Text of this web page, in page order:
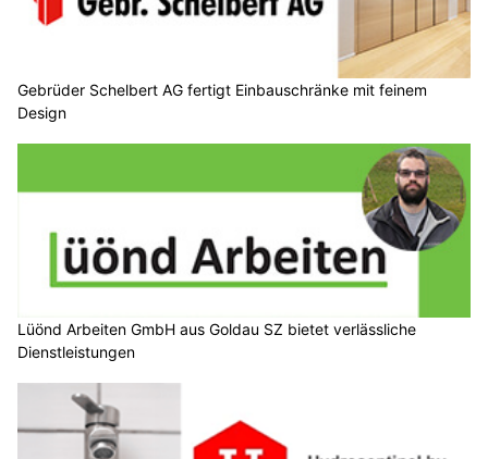
Gebrüder Schelbert AG fertigt Einbauschränke mit feinem
Design
Lüönd Arbeiten GmbH aus Goldau SZ bietet verlässliche
Dienstleistungen